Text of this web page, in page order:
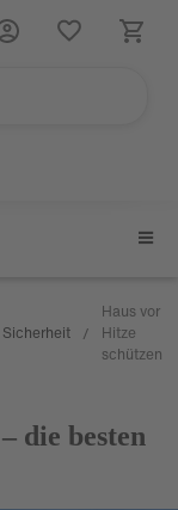
Sicherheit /
Haus vor
Hitze
schützen
die besten